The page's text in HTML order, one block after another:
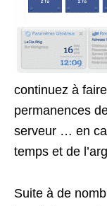
continuez à
permanences
serveur … en
temps et de
Suite à de